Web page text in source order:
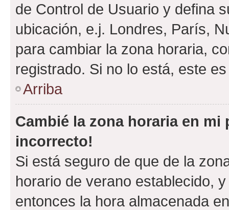
de Control de Usuario y defina
ubicación, e.j. Londres, París,
para cambiar la zona horaria,
registrado. Si no lo está, este
Arriba
Cambié la zona horaria en
incorrecto!
Si está seguro de que de la
horario de verano establecido,
entonces la hora almacenada